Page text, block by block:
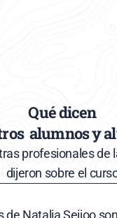
Qué dicen
alumnos y
profesionales de
dijeron sobre el
de Natalia Seijoo